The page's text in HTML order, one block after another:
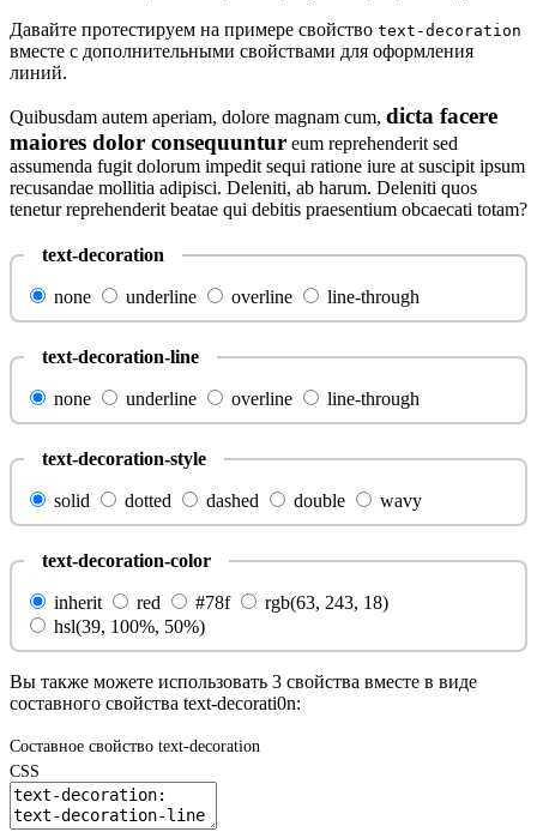
Давайте протестируем на примере свойство text-decoration
вместе с дополнительными свойствами для оформления
линий.
Quibusdam autem aperiam, dolore magnam cum, dicta facere
maiores dolor consequuntur eum reprehenderit sed
assumenda fugit dolorum impedit sequi ratione iure at suscipit ipsum
recusandae mollitia adipisci. Deleniti, ab harum. Deleniti quos
tenetur reprehenderit beatae qui debitis praesentium obcaecati totam?
text-decoration
none underline overline line-through
text-decoration-line
none underline overline line-through
text-decoration-style
solid dotted dashed double wavy
text-decoration-color
inherit red #78f
rgb(63, 243, 18)
hsl(39, 100%, 50%)
Вы также можете использовать 3 свойства вместе в виде
составного свойства text-decorati0n:
Составное свойство text-decoration
CSS